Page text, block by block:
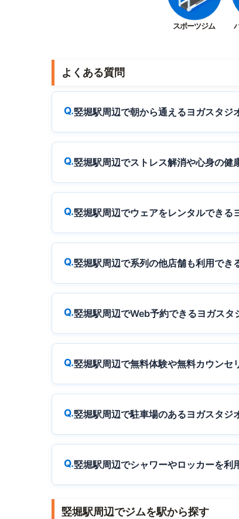
スポーツジム
よくある質問
竪堀駅周辺で朝から通えるヨガスタジ
竪堀駅周辺でストレス解消や心身の健
竪堀駅周辺でウェアをレンタルできる
竪堀駅周辺で系列の他店舗も利用でき
竪堀駅周辺でWeb予約できるヨガスタ
竪堀駅周辺で無料体験や無料カウンセ
竪堀駅周辺で駐車場のあるヨガスタジ
竪堀駅周辺でシャワーやロッカーを利
竪堀駅周辺でジムを駅から探す